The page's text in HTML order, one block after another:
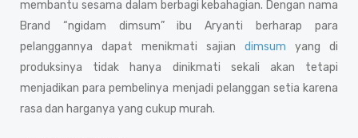
membantu sesama dalam berbagi kebahagian. Dengan nama
Brand “ngidam dimsum” ibu Aryanti berharap para
pelanggannya dapat menikmati sajian dimsum yang di
produksinya tidak hanya dinikmati sekali akan tetapi
menjadikan para pembelinya menjadi pelanggan setia karena
rasa dan harganya yang cukup murah.